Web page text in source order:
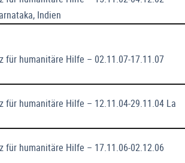
Indien
für humanitäre Hilfe – 02.11.07-17.11.07
für humanitäre Hilfe – 12.11.04-29.11.04 La
für humanitäre Hilfe – 17.11.06-02.12.06